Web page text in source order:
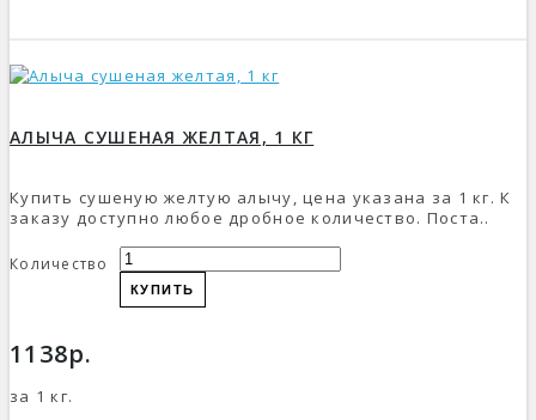
АЛЫЧА СУШЕНАЯ ЖЕЛТАЯ, 1 КГ
Купить сушеную желтую алычу, цена указана за 1 кг. К
заказу доступно любое дробное количество. Поста..
Количество
КУПИТЬ
1138р.
за 1 кг.